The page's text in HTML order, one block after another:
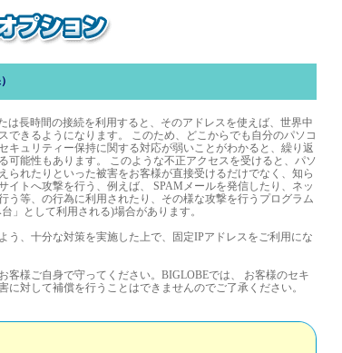
は長時間の接続を利用すると、そのアドレスを使えば、世界中
できるようになります。 このため、どこからでも自分のパソコ
キュリティー保持に関する対応が弱いことがわかると、繰り返
可能性もあります。 このような不正アクセスを受けると、パソ
られたりといった被害をお客様が直接受けるだけでなく、知ら
イトへ攻撃を行う、例えば、 SPAMメールを発信したり、ネッ
う等、の行為に利用されたり、その様な攻撃を行うプログラム
」として利用される)場合があります。
う、十分な対策を実施した上で、固定IPアドレスをご利用にな
客様ご自身で守ってください。BIGLOBEでは、 お客様のセキ
に対して補償を行うことはできませんのでご了承ください。